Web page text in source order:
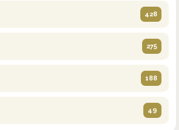
428
275
188
49